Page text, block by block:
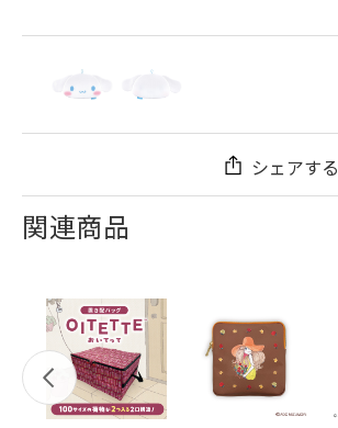
シェアする
関連商品